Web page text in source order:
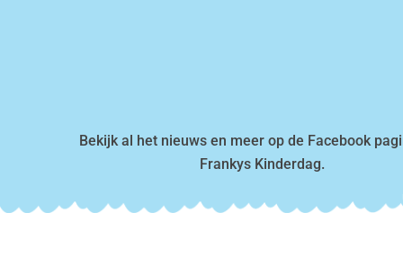
Bekijk al het nieuws en meer op de Facebook
Frankys Kinderdag.